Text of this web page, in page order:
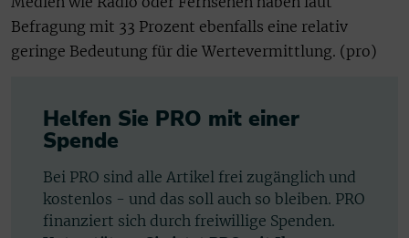
Befragung mit 33 Prozent ebenfalls eine relativ
geringe Bedeutung für die Wertevermittlung. (pro)
Helfen Sie PRO mit einer
Spende
Bei PRO sind alle Artikel frei zugänglich und
kostenlos - und das soll auch so bleiben. PRO
finanziert sich durch freiwillige Spenden.